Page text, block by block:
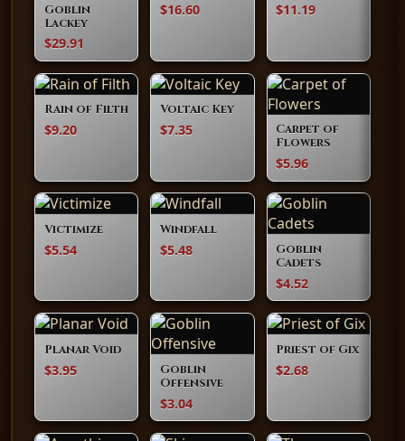
Goblin
Lackey
$29.91
$16.60 $11.19
Rain of Filth
$9.20
Voltaic Key
$7.35
Carpet of
Flowers
$5.96
Victimize
$5.54
Windfall
$5.48
Goblin
Cadets
$4.52
Planar Void
$3.95
Goblin
Offensive
$3.04
Priest of Gix
$2.68